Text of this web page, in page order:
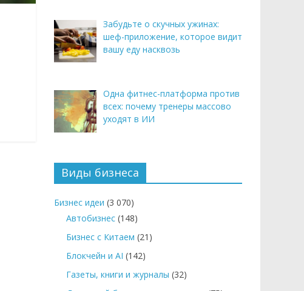
Забудьте о скучных ужинах:
шеф-приложение, которое видит
вашу еду насквозь
Одна фитнес-платформа против
всех: почему тренеры массово
уходят в ИИ
Виды бизнеса
Бизнес идеи (3 070)
Автобизнес (148)
Бизнес с Китаем (21)
Блокчейн и AI (142)
Газеты, книги и журналы (32)